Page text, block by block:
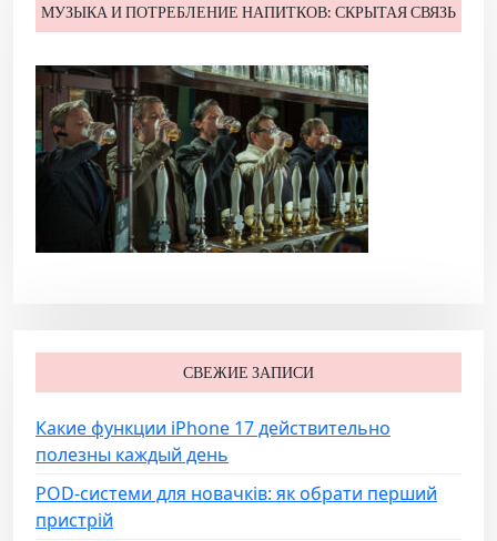
МУЗЫКА И ПОТРЕБЛЕНИЕ НАПИТКОВ: СКРЫТАЯ СВЯЗЬ
СВЕЖИЕ ЗАПИСИ
Какие функции iPhone 17 действительно
полезны каждый день
POD-системи для новачків: як обрати перший
пристрій